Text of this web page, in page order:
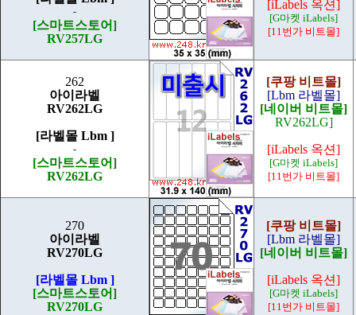
-
[스마트스토어]
RV257LG
[iLabels 옥션]
[G마켓 iLabels]
[11번가 비트몰]
262
아이라벨
RV262LG
[라벨몰 Lbm ]
-
[스마트스토어]
RV262LG
[쿠팡 비트몰]
[Lbm 라벨몰]
[네이버 비트몰]
RV262LG]
[iLabels 옥션]
[G마켓 iLabels]
[11번가 비트몰]
270
아이라벨
RV270LG
[라벨몰 Lbm ]
[스마트스토어]
RV270LG
[쿠팡 비트몰]
[Lbm 라벨몰]
[네이버 비트몰]
[iLabels 옥션]
[G마켓 iLabels]
[11번가 비트몰]